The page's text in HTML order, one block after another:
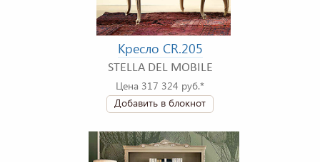
Кресло CR.205
STELLA DEL MOBILE
Цена 317 324 руб.*
Добавить в блокнот